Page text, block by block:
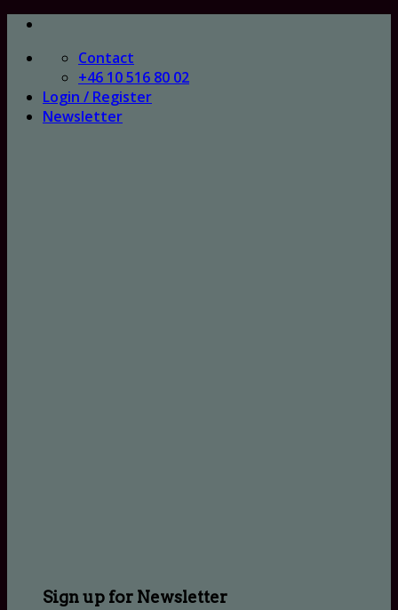
Skip
content
Contact
+46 10 516 80 02
Login / Register
Newsletter
Sign up for Newsletter